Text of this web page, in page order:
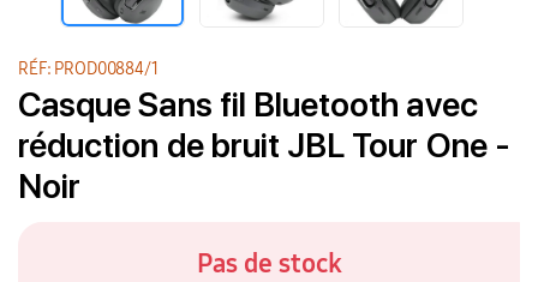
RÉF: PROD00884/1
Casque Sans fil Bluetooth avec
réduction de bruit JBL Tour One -
Noir
Pas de stock